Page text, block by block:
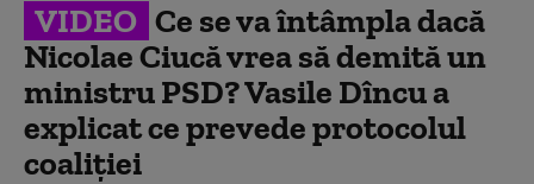
VIDEO Ce se va întâmpla dacă
Nicolae Ciucă vrea să demită un
ministru PSD? Vasile Dîncu a
explicat ce prevede protocolul
coaliției